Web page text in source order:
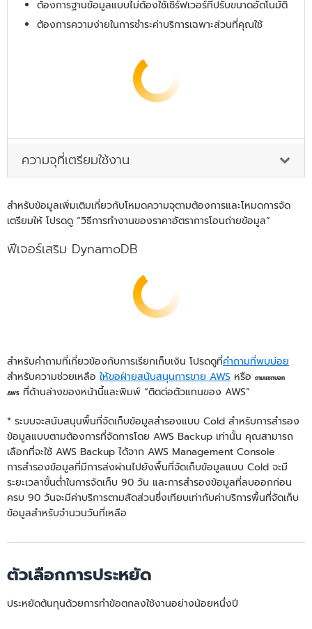
ต้องการฐานข้อมูลแบบไม่ต้องใช้เซิร์ฟเวอร์ที่ปรับขนาดอัตโนมัติ
ต้องการความง่ายในการชำระค่าบริการเฉพาะส่วนที่คุณใช้
ความจุที่เตรียมใช้งาน
สำหรับข้อมูลเพิ่มเติมเกี่ยวกับโหมดความจุตามต้องการและโหมดการจัด
เตรียมให้ โปรดดู “วิธีการทำงานของราคาอัตราการโอนถ่ายข้อมูล”
ฟีเจอร์เสริม DynamoDB
สำหรับคำถามที่เกี่ยวข้องกับการเรียกเก็บเงิน โปรดดูที่คำถามที่พบบ่อย
สำหรับความช่วยเหลือ ให้ขอฝ่ายสนับสนุนการขาย AWS หรือ ถามแชทบอท
AWS ที่ด้านล่างของหน้านี้และพิมพ์ “ติดต่อตัวแทนของ AWS”
* ระบบจะสนับสนุนพื้นที่จัดเก็บข้อมูลสำรองแบบ Cold สำหรับการสำรอง
ข้อมูลแบบตามต้องการที่จัดการโดย AWS Backup เท่านั้น คุณสามารถ
เลือกที่จะใช้ AWS Backup ได้จาก AWS Management Console
การสำรองข้อมูลที่มีการส่งผ่านไปยังพื้นที่จัดเก็บข้อมูลแบบ Cold จะมี
ระยะเวลาขั้นต่ำในการจัดเก็บ 90 วัน และการสำรองข้อมูลที่ลบออกก่อน
ครบ 90 วันจะมีค่าบริการตามสัดส่วนซึ่งเทียบเท่ากับค่าบริการพื้นที่จัดเก็บ
ข้อมูลสำหรับจำนวนวันที่เหลือ
ตัวเลือกการประหยัด
ประหยัดต้นทุนด้วยการทำข้อตกลงใช้งานอย่างน้อยหนึ่งปี